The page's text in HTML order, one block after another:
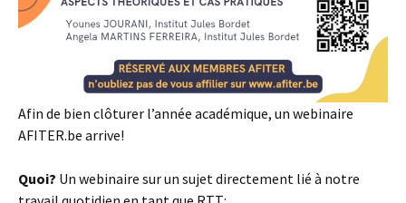
Afin de bien clôturer l’année académique, un webinaire
AFITER.be arrive!
Quoi? Un webinaire sur un sujet directement lié à notre